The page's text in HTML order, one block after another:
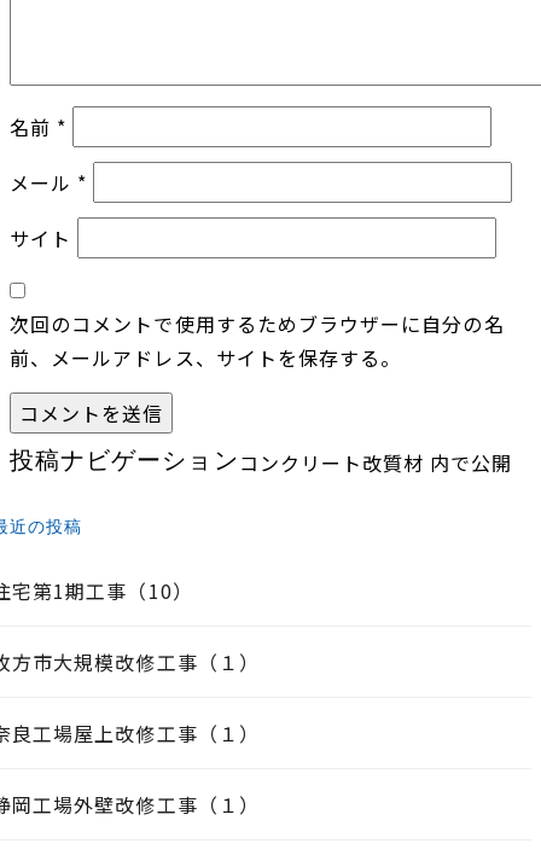
名前 *
メール *
サイト
次回のコメントで使用するためブラウザーに自分の名
前、メールアドレス、サイトを保存する。
投稿ナビゲーションコンクリート改質材 内で公開
近の投稿
宅第1期工事（10）
方市大規模改修工事（１）
良工場屋上改修工事（１）
岡工場外壁改修工事（１）